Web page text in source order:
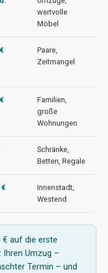
wertvolle
Möbel
Paare,
Zeitmangel
Familien,
große
Wohnungen
Schränke,
Betten, Regale
Innenstadt,
Westend
€ auf die erste
Ihren Umzug –
Termin – und